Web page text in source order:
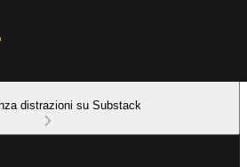
distrazioni su Substack